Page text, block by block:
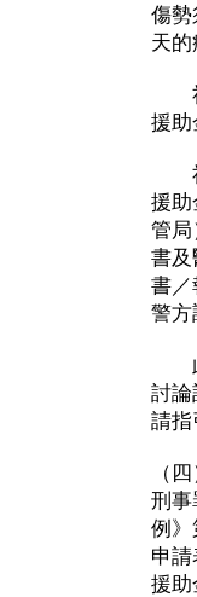
傷勢
天的
社
援助
社
援助
管局
書及
書／
警方
此
討論
請指
（
刑事
例》
申
援助